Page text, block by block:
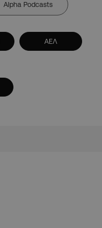
Alpha Podcasts
ΑΕΛ